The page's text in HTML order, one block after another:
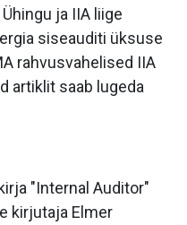
ja IIA liige
siseauditi üksuse
rahvusvahelised IIA
artiklit saab lugeda
"Internal Auditor"
kirjutaja Elmer